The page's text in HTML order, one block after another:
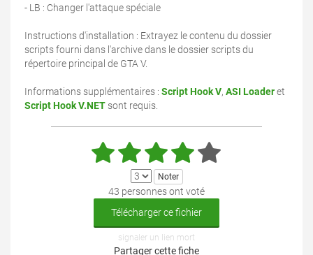
- LB : Changer l'attaque spéciale
Instructions d'installation : Extrayez le contenu du dossier
scripts fourni dans l'archive dans le dossier scripts du
répertoire principal de GTA V.
Informations supplémentaires : Script Hook V, ASI Loaderet
Script Hook V.NET sont requis.
43 personnes ont voté
Télécharger ce fichier
signaler un lien mort
Partager cette fiche